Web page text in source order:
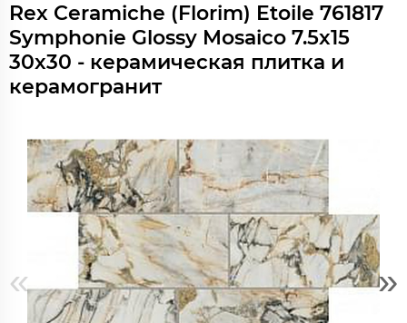
Rex Ceramiche (Florim) Etoile 761817
Symphonie Glossy Mosaico 7.5x15
30x30 - керамическая плитка и
керамогранит
« »